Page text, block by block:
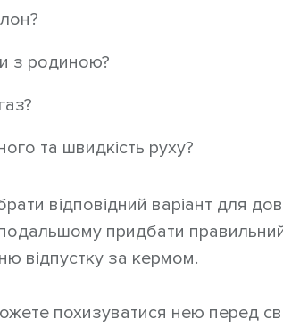
з родиною?
та швидкість руху?
відповідний варіант для
придбати
відпустку за кермом.
похизуватися нею перед